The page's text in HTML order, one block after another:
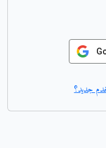
جديد؟